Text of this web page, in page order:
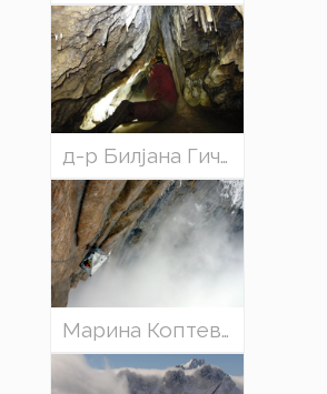
д-р Билјана Гичевски (Македонија) со презентација: - Споменик на природа „Слатински Извор“
Марина Коптева (Украина) - Качувањето на големи карпи: женска перспектива